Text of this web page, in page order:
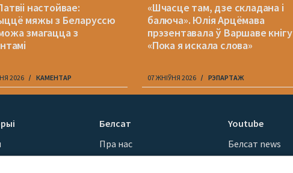
настойвае:
мяжы з Беларуссю
змагацца з
2026 КАМЕНТАР
«Шчасце там, дзе складана і
балюча». Юлія Арцёмава
прэзентавала ў Варшаве кнігу
«Пока я искала слова»
07 ЖНІЎНЯ 2026 РЭПАРТАЖ
Белсат
Пра нас
Кантакты
Youtube
Белсат news
Белсат Shorts